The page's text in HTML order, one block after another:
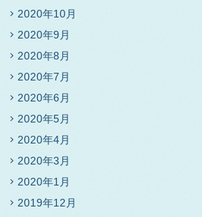
2020年10月
2020年9月
2020年8月
2020年7月
2020年6月
2020年5月
2020年4月
2020年3月
2020年1月
2019年12月